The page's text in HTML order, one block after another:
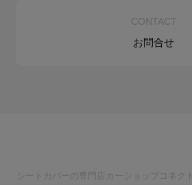
CONTACT
お問合せ
シートカバーの専門店カーショップコネクト